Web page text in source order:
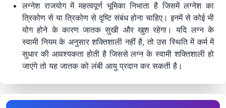
लग्नेश राजयोग में महत्वपूर्ण भूमिका निभाता है जिसमें लग्नेश का
त्रिकोण से या त्रिकोण से दृष्टि संबंध होना चाहिए। इनमें से कोई भी
योग होने के कारण जातक सुखी और खुश रहेगा। यदि लग्न के
स्वामी नियम के अनुसार शक्तिशाली नहीं है, तो उस स्थिति में कर्म में
सुधार की आवश्यकता होती है जिससे लग्न के स्वामी शक्तिशाली हो
जाएंगे तो यह जातक को लंबी आयु प्रदान कर सकती है।